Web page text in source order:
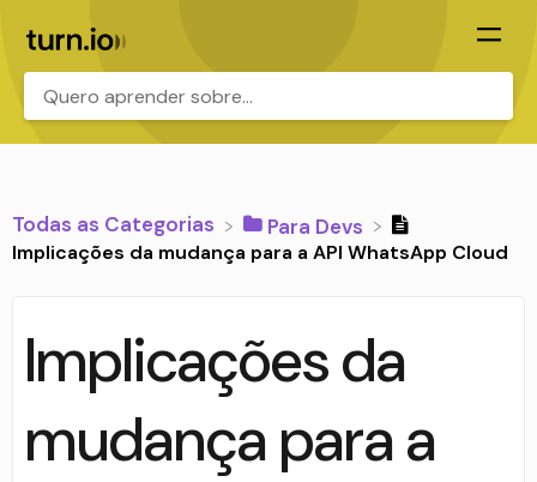
Todas as Categorias ​Para Devs
Implicações da mudança para a API WhatsApp Cloud
Implicações da
mudança para a
.